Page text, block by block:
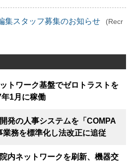
集スタッフ募集のお知らせ
(Recr
トワーク基盤でゼロトラストを
1月に稼働
発の人事システムを「COMPA
業務を標準化し法改正に追従
内ネットワークを刷新、機器交